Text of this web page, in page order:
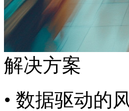
解决方案
• 数据驱动的